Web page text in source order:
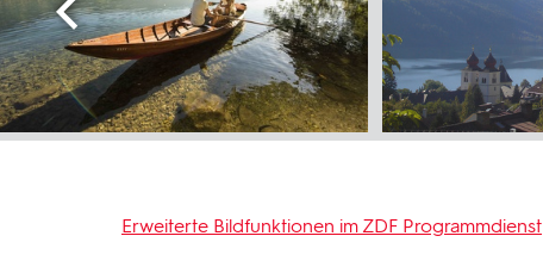
Erweiterte Bildfunktionen im ZDF Programmdienst